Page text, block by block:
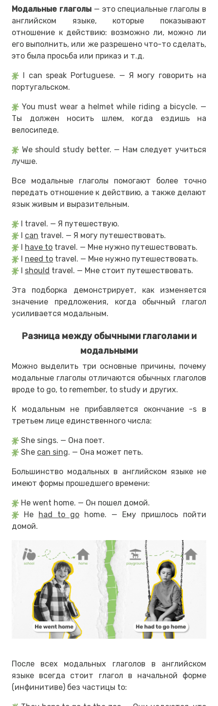
Модальные глаголы— это специальные глаголы в
английском языке, которые показывают
отношение к действию: возможно ли, можно ли
его выполнить, или же разрешено что-то сделать,
это была просьба или приказ и т.д.
I can speak Portuguese. — Я могу говорить на
португальском.
You must wear a helmet while riding a bicycle. —
Ты должен носить шлем, когда ездишь на
велосипеде.
We should study better. — Нам следует учиться
лучше.
Все модальные глаголы помогают более точно
передать отношение к действию, а также делают
язык живым и выразительным.
I travel. — Я путешествую.
can travel. — Я могу путешествовать.
have to travel. — Мне нужно путешествовать.
need to travel. — Мне нужно путешествовать.
should travel. — Мне стоит путешествовать.
Эта подборка демонстрирует, как изменяется
значение предложения, когда обычный глагол
усиливается модальным.
Разница между обычными глаголами и
модальными
Можно выделить три основные причины, почему
модальные глаголы отличаются обычных глаголов
вроде to go, to remember, to study и других.
К модальным не прибавляется окончание -s в
третьем лице единственного числа:
She sings. — Она поет.
She can sing. — Она может петь.
Большинство модальных в английском языке не
имеют формы прошедшего времени:
He went home. — Он пошел домой.
He
had to go home. — Ему пришлось пойти
домой.
После всех модальных глаголов в английском
языке всегда стоит глагол в начальной форме
(инфинитиве) без частицы to: